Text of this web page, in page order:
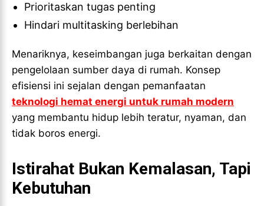
Prioritaskan tugas penting
Hindari multitasking berlebihan
Menariknya, keseimbangan juga berkaitan dengan
pengelolaan sumber daya di rumah. Konsep
efisiensi ini sejalan dengan pemanfaatan
teknologi hemat energi untuk rumah modern
yang membantu hidup lebih teratur, nyaman, dan
tidak boros energi.
Istirahat Bukan Kemalasan, Tapi
Kebutuhan